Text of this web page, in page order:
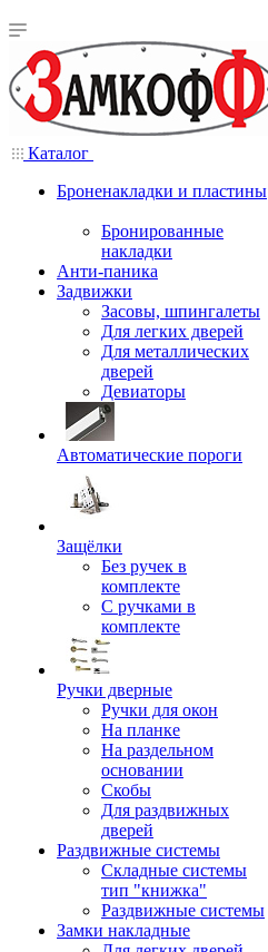
Каталог
Броненакладки и пластины
Бронированные
накладки
Анти-паника
Задвижки
Засовы, шпингалеты
Для легких дверей
Для металлических
дверей
Девиаторы
Автоматические пороги
Защёлки
Без ручек в
комплекте
С ручками в
комплекте
Ручки дверные
Ручки для окон
На планке
На раздельном
основании
Скобы
Для раздвижных
дверей
Раздвижные системы
Складные системы
тип "книжка"
Раздвижные системы
Замки накладные